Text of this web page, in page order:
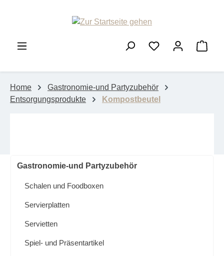
Home
Gastronomie-und Partyzubehör
Entsorgungsprodukte
Kompostbeutel
Gastronomie-und Partyzubehör
Schalen und Foodboxen
Servierplatten
Servietten
Spiel- und Präsentartikel